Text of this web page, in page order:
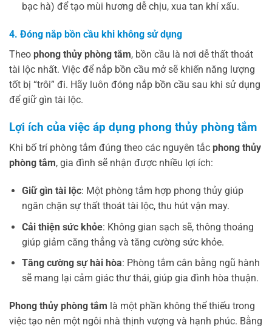
bạc hà) để tạo mùi hương dễ chịu, xua tan khí xấu.
4. Đóng nắp bồn cầu khi không sử dụng
Theo phong thủy phòng tắm, bồn cầu là nơi dễ thất thoát
tài lộc nhất. Việc để nắp bồn cầu mở sẽ khiến năng lượng
tốt bị “trôi” đi. Hãy luôn đóng nắp bồn cầu sau khi sử dụng
để giữ gìn tài lộc.
Lợi ích của việc áp dụng phong thủy phòng tắm
Khi bố trí phòng tắm đúng theo các nguyên tắc phong thủy
phòng tắm, gia đình sẽ nhận được nhiều lợi ích:
Giữ gìn tài lộc: Một phòng tắm hợp phong thủy giúp
ngăn chặn sự thất thoát tài lộc, thu hút vận may.
Cải thiện sức khỏe: Không gian sạch sẽ, thông thoáng
giúp giảm căng thẳng và tăng cường sức khỏe.
Tăng cường sự hài hòa: Phòng tắm cân bằng ngũ hành
sẽ mang lại cảm giác thư thái, giúp gia đình hòa thuận.
Phong thủy phòng tắm là một phần không thể thiếu trong
việc tạo nên một ngôi nhà thịnh vượng và hạnh phúc. Bằng